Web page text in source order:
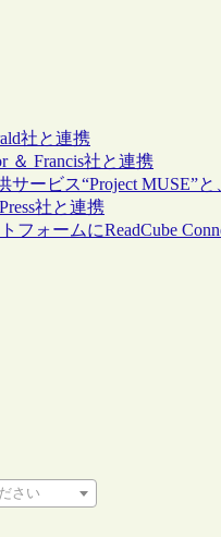
社と連携
＆ Francis社と連携
ービス“Project MUSE”
社と連携
フォームにReadCube
さい